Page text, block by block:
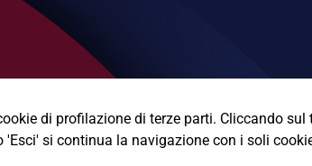
di profilazione di terze parti. Cliccando
si continua la navigazione con i soli